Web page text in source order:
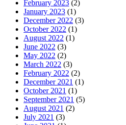
February 2023 (2)
January 2023 (1)
December 2022 (3)
October 2022 (1)
August 2022 (1)
June 2022 (3)
May 2022 (2)
March 2022 (3)
February 2022 (2)
December 2021 (1)
October 2021 (1)
September 2021 (5)
August 2021 (2)
July 2021 (3)